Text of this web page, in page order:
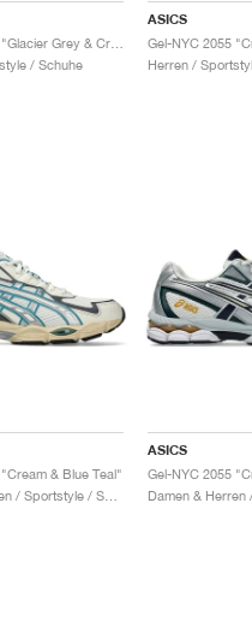
Gel-NYC 2055 "Glacier Grey & Cream"
/ Schuhe
ASICS
Gel-NYC 2055
Herren /
& Blue Teal"
Damen & Herren / Sportstyle / Schuhe
ASICS
Gel-NYC 2055